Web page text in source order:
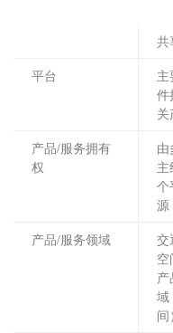
共
平台
件
产品/服务拥有
权
个
源
产品/服务领域
交
空
域
间）